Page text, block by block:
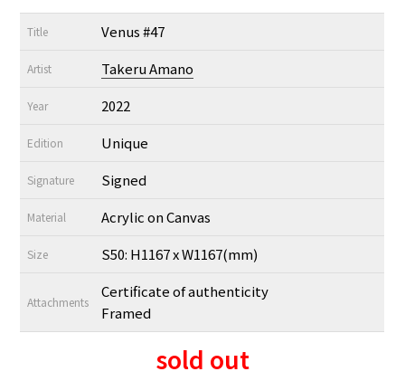
Title Venus #47
Artist Takeru Amano
Year 2022
Edition Unique
Signature Signed
Material Acrylic on Canvas
Size S50: H1167 x W1167(mm)
Attachments
Certificate of authenticity
Framed
sold out